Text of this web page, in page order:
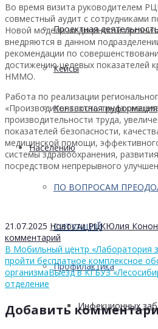
Проектная
Кейсы
Контактная информация
Населению
ПО ВОПРОСАМ
СИТУАЦИЙ
Профилактика
Инфекционных
Во время визита руководителем
совместный аудит с сотрудниками
Новой модели медицинской
внедряются в данном
рекомендации по
достижению целевых показателей
НММО.
Работа по реализации
«Производительность труда»
производительности труда,
показателей безопасности,
медицинской помощи,
системы здравоохранения,
посредством непрерывного
21.07.2025 Новости РЦКЮлия
комментарий
В Мобильный центр «Лаборатория
пройти бесплатное комплексное
организмаВыезд в КГБУЗ
отделение
Добавить